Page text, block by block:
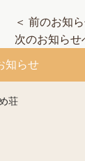
＜ 前のお知
次のお知らせ
知らせ
荘